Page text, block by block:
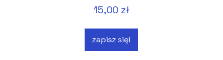
15,00 zł
zapisz się!